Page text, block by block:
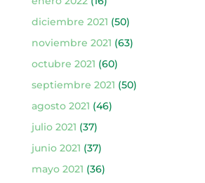
diciembre 2021 (50)
noviembre 2021 (63)
octubre 2021 (60)
septiembre 2021 (50)
agosto 2021 (46)
julio 2021 (37)
junio 2021 (37)
mayo 2021 (36)